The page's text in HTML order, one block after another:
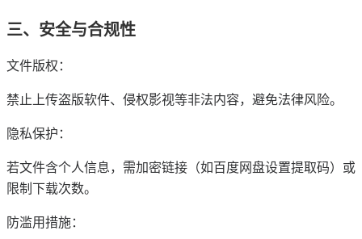
三、安全与合规性
文件版权：
禁止上传盗版软件、侵权影视等非法内容，避免法律风险。
隐私保护：
若文件含个人信息，需加密链接（如百度网盘设置提取码）或
限制下载次数。
防滥用措施：